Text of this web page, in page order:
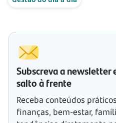
Subscreva a newsletter
salto à frente
Receba conteúdos
finanças, bem-estar,